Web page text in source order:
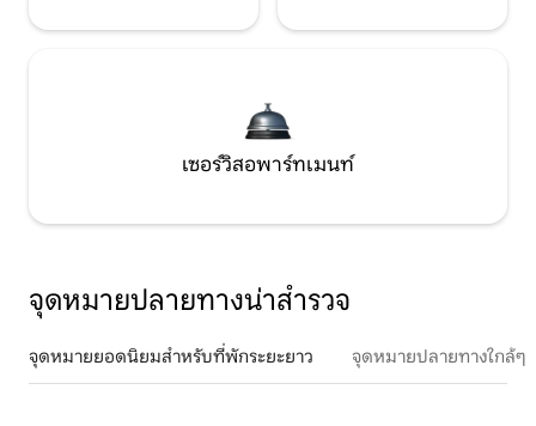
เซอร์วิสอพาร์ทเมนท์
จุดหมายปลายทางน่าสำรวจ
จุดหมายยอดนิยมสำหรับที่พักระยะยาว จุดหมายปลายทางใกล้ๆ